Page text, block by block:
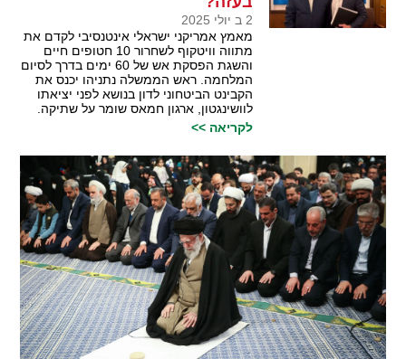
2 ב יולי 2025
מאמץ אמריקני ישראלי אינטנסיבי לקדם את
מתווה וויטקוף לשחרור 10 חטופים חיים
והשגת הפסקת אש של 60 ימים בדרך לסיום
המלחמה. ראש הממשלה נתניהו יכנס את
הקבינט הביטחוני לדון בנושא לפני יציאתו
לוושינגטון, ארגון חמאס שומר על שתיקה.
לקריאה >>